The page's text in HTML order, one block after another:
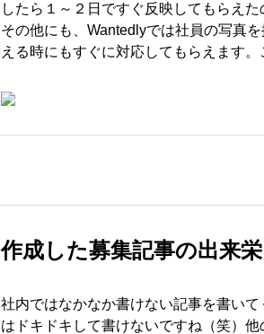
したら１～２日ですぐ反映してもらえ
その他にも、Wantedlyでは社員の写真
える時にもすぐに対応してもらえます
作成した募集記事の出来
社内ではなかなか書けない記事を書い
はドキドキして書けないですね（笑）